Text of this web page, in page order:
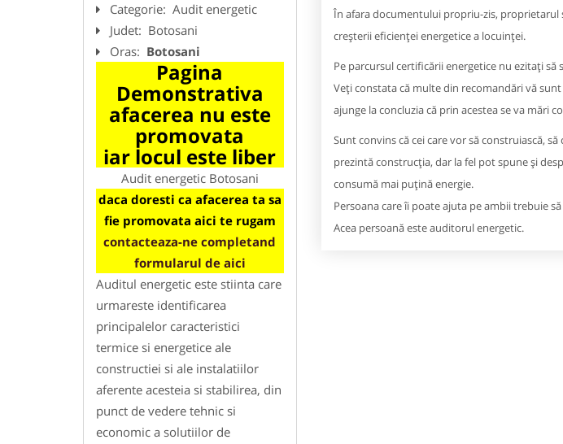
Categorie: Audit energetic
Judet: Botosani
Oras: Botosani
Pagina
Demonstrativa
afacerea nu este
promovata
iar locul este liber
Audit energetic Botosani
daca doresti ca afacerea ta sa
fie promovata aici te rugam
contacteaza-ne completand
formularul de aici
Auditul energetic este stiinta care
urmareste identificarea
principalelor caracteristici
termice si energetice ale
constructiei si ale instalatiilor
aferente acesteia si stabilirea, din
punct de vedere tehnic si
economic a solutiilor de
În afara documentului propriu-zis, proprietarul
creșterii eficienței energetice a locuinței.
Pe parcursul certificării energetice nu ezitați
Veți constata că multe din recomandări vă
ajunge la concluzia că prin acestea se va mări
Sunt convins că cei care vor să construiască,
prezintă construcția, dar la fel pot spune și
consumă mai puțină energie.
Persoana care îi poate ajuta pe ambii trebuie
Acea persoană este auditorul energetic.